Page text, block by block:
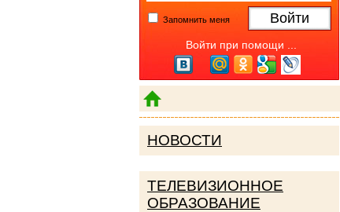
Запомнить меня
Войти при помощи ...
НОВОСТИ
ТЕЛЕВИЗИОННОЕ
ОБРАЗОВАНИЕ